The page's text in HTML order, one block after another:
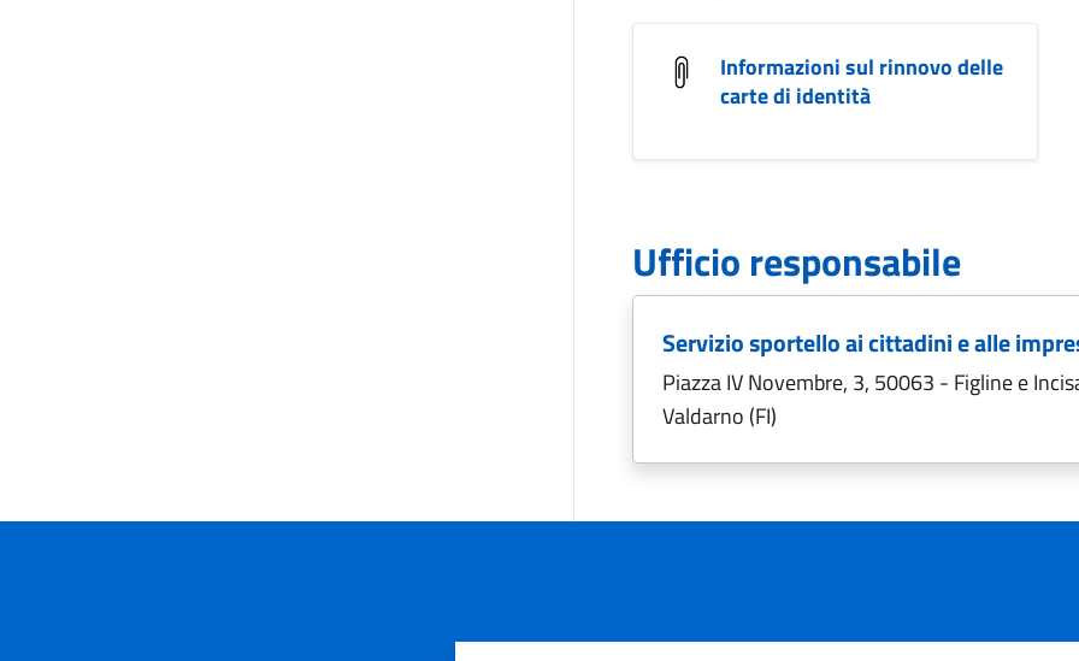
Informazioni sul rinnovo delle
carte di identità
Ufficio responsabile
Servizio sportello ai cittadini e alle
Piazza IV Novembre, 3, 50063 - Figline e
Valdarno (FI)